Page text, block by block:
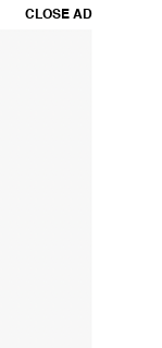
CLOSE AD